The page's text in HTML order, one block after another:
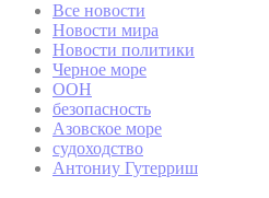
Все новости
Новости мира
Новости политики
Черное море
ООН
безопасность
Азовское море
судоходство
Антониу Гутерриш